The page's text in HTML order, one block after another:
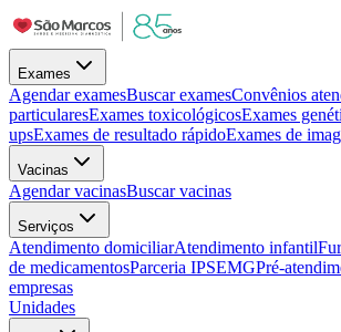
Exames
Agendar examesBuscar examesConvênios
particularesExames toxicológicosExames
upsExames de resultado rápidoExames de
Vacinas
Agendar vacinasBuscar vacinas
Serviços
Atendimento domiciliarAtendimento infantil
de medicamentosParceria IPSEMGPré-
empresas
Unidades